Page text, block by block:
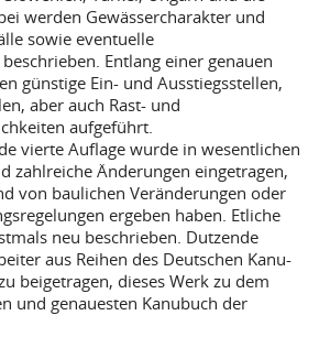
werden Gewässercharakter und
sowie eventuelle
Entlang einer genauen
günstige Ein- und Ausstiegsstellen,
aber auch Rast- und
aufgeführt.
vierte Auflage wurde in wesentlichen
zahlreiche Änderungen eingetragen,
von baulichen Veränderungen oder
ergeben haben. Etliche
neu beschrieben. Dutzende
aus Reihen des Deutschen Kanu-
beigetragen, dieses Werk zu dem
und genauesten Kanubuch der